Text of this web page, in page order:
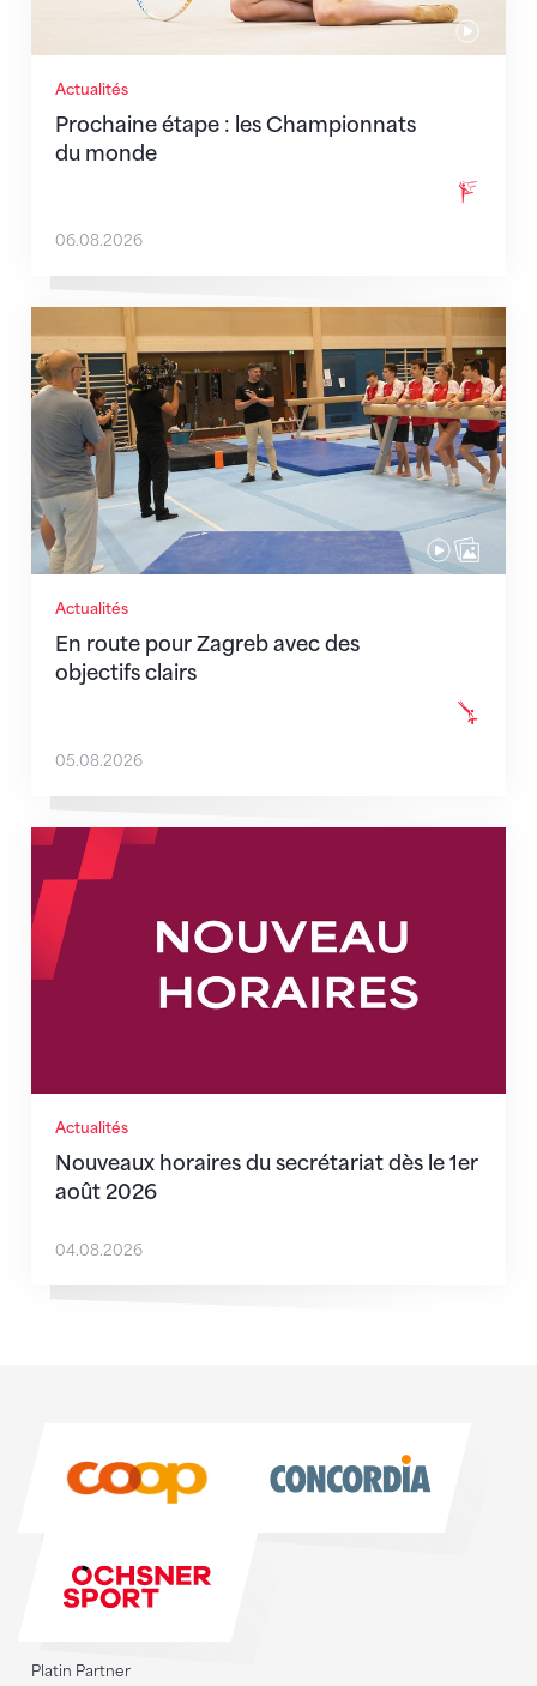
Actualités
Prochaine étape : les Championnats
du monde
06.08.2026
Actualités
En route pour Zagreb avec des
objectifs clairs
En route pour Zagreb avec des objectifs clairs
05.08.2026
Actualités
Nouveaux horaires du secrétariat dès le 1er
août 2026
Nouveaux horaires du secrétariat dès le 1er août
04.08.2026
Platin Partner